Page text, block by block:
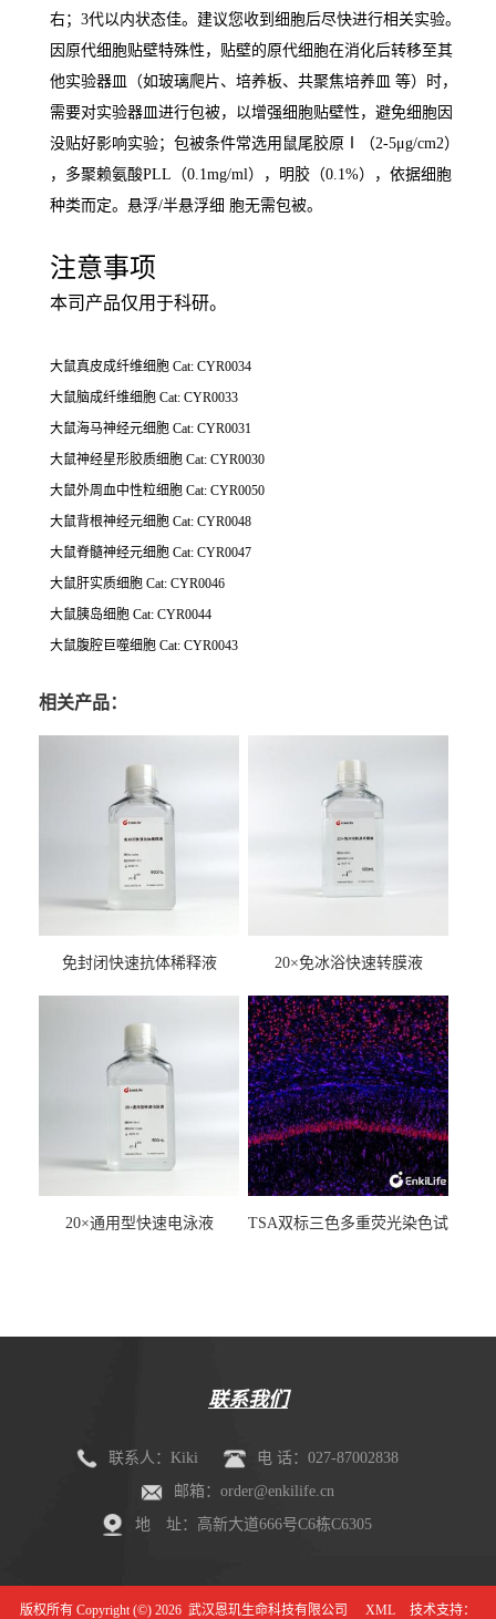
右；3代以内状态佳。建议您收到细胞后尽快进行相关实验。
因原代细胞贴壁特殊性，贴壁的原代细胞在消化后转移至其
他实验器皿（如玻璃爬片、培养板、共聚焦培养皿 等）时，
需要对实验器皿进行包被，以增强细胞贴壁性，避免细胞因
没贴好影响实验；包被条件常选用鼠尾胶原Ⅰ（2-5μg/cm2）
，多聚赖氨酸PLL（0.1mg/ml），明胶（0.1%），依据细胞
种类而定。悬浮/半悬浮细 胞无需包被。
注意事项
本司产品仅用于科研。
大鼠真皮成纤维细胞 Cat: CYR0034
大鼠脑成纤维细胞 Cat: CYR0033
大鼠海马神经元细胞 Cat: CYR0031
大鼠神经星形胶质细胞 Cat: CYR0030
大鼠外周血中性粒细胞 Cat: CYR0050
大鼠背根神经元细胞 Cat: CYR0048
大鼠脊髓神经元细胞 Cat: CYR0047
大鼠肝实质细胞 Cat: CYR0046
大鼠胰岛细胞 Cat: CYR0044
大鼠腹腔巨噬细胞 Cat: CYR0043
相关产品：
免封闭快速抗体稀释液 20×免冰浴快速转膜液
20×通用型快速电泳液
TSA双标三色多重荧光染色试
联系我们
联系人：Kiki
电 话：027-87002838
邮箱：order@enkilife.cn
地 址：高新大道666号C6栋C6305
版权所有 Copyright (©) 2026 武汉恩玑生命科技有限公司 XML 技术支持：